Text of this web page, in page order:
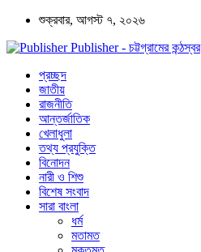
শুক্রবার, আগস্ট ৭, ২০২৬
Publisher - চট্টগ্রামের কন্ঠস্বর
প্রচ্ছদ
জাতীয়
রাজনীতি
আন্তর্জাতিক
খেলাধুলা
তথ্য প্রযুক্তি
বিনোদন
নারী ও শিশু
বিশেষ সংবাদ
সারা বাংলা
ধর্ম
মতামত